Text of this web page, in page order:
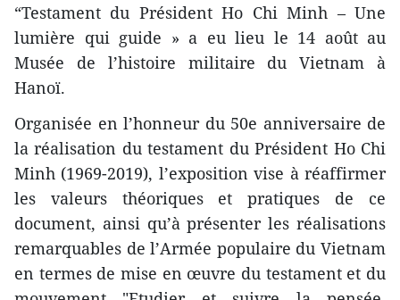
“Testament du Président Ho Chi Minh – Une
lumière qui guide » a eu lieu le 14 août au
Musée de l’histoire militaire du Vietnam à
Hanoï.
Organisée en l’honneur du 50e anniversaire de
la réalisation du testament du Président Ho Chi
Minh (1969-2019), l’exposition vise à réaffirmer
les valeurs théoriques et pratiques de ce
document, ainsi qu’à présenter les réalisations
remarquables de l’Armée populaire du Vietnam
en termes de mise en œuvre du testament et du